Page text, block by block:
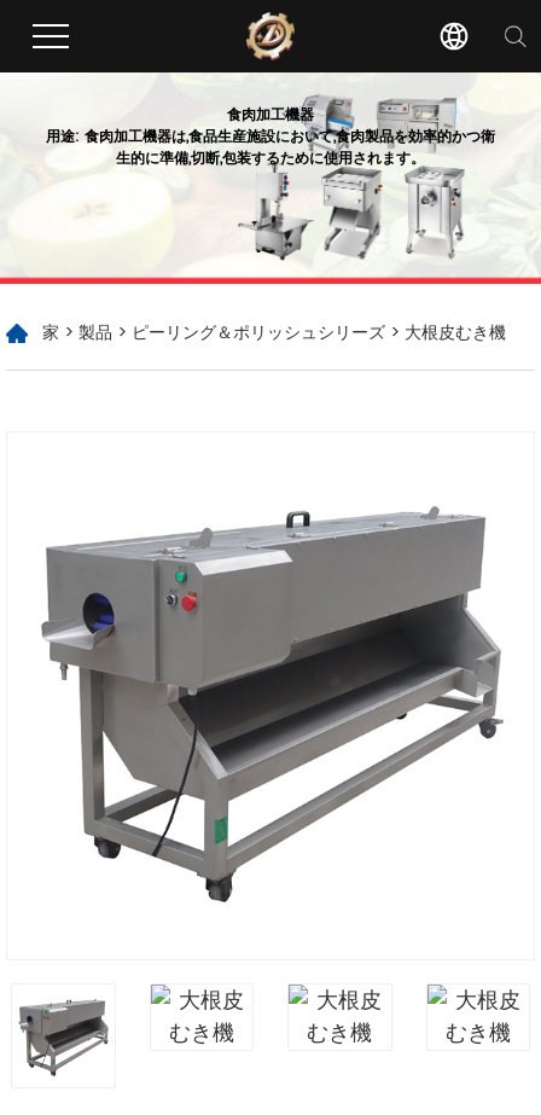
食肉加工機器
用途: 食肉加工機器は,食品生産施設において,食肉製品を効率的かつ衛
生的に準備,切断,包装するために使用されます。
家 > 製品 > ピーリング＆ポリッシュシリーズ > 大根皮むき機